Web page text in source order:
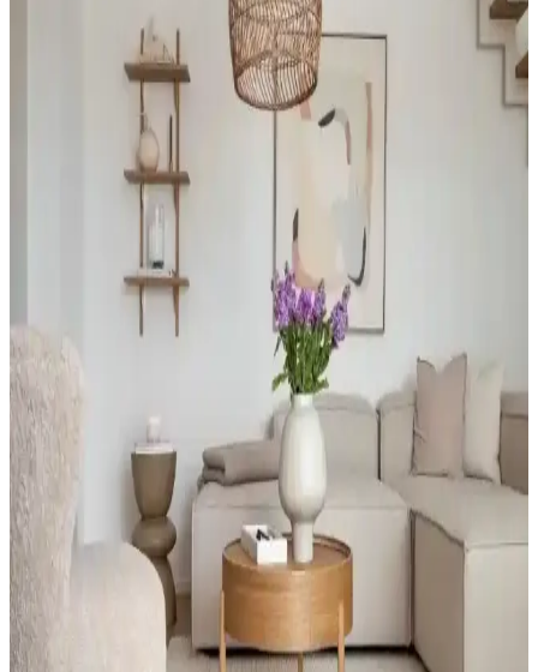
Estetik ve işlevsel fotoğraf saklama kutuları, modern tasarımları ve
dayanıklı malzemeleriyle ev ve ofislerde düzeni sağlar, şık çözümler
Evde Dekoratif Tablo Yapımı Rehberi: Adım Adım
Kendi Sanat Eserinizi Yaratın
Ev dekorasyonunu kişiselleştirmenin en güzel yollarından biri, kendi
dekoratif tablonuzu yapmaktır. Bu rehberle malzemeler, tasarım ve
yapım aşamalarını öğrenerek özgün eserler ortaya koyabilirsiniz.
Emsan Bahar Kahvaltı Takımı ve Doğal Masa
Tasarımıyla Şık ve Dayanıklı Dekorasyon
Emsan Bahar kahvaltı takımı, seramik ve cam malzemeleriyle şık ve
pratik, doğal masa konsepti ise sürdürülebilir malzemelerle sıcak ve
modern ortamlar yaratır.
Ev Şıklığını Tamamlayan Oval Paspas Modelleri ve
Dekorasyona Katkıları
Oval paspaslar, ev dekorasyonunuza şıklık katan, dayanıklı ve çeşitli
renk seçenekleriyle estetik ve fonksiyonel çözümler sunar. Giriş ve
iç mekanlarda kullanımı kolaydır.
Karaca Ev ve Mutfak Dekorasyon Ürünleri: Şıklık
ve Fonksiyonellik Bir Arada